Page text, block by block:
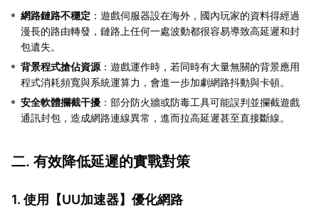
網路鏈路不穩定 ：遊戲伺服器設在海外，國內玩家的資料得經過
漫長的路由轉發，鏈路上任何一處波動都很容易導致高延遲和封
包遺失。
背景程式搶佔資源 ：遊戲運作時，若同時有大量無關的背景應用
程式消耗頻寬與系統運算力，會進一步加劇網路抖動與卡頓。
安全軟體攔截干擾 ：部分防火牆或防毒工具可能誤判並攔截遊戲
通訊封包，造成網路連線異常，進而拉高延遲甚至直接斷線。
二. 有效降低延遲的實戰對策
1. 使用【UU加速器】優化網路